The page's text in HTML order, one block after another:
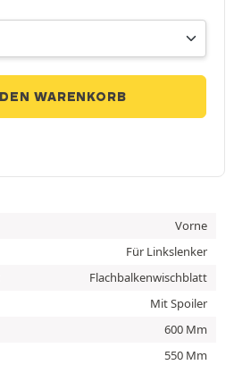
WARENKORB
Vorne
Für Linkslenker
Flachbalkenwischblatt
Mit Spoiler
600 Mm
550 Mm